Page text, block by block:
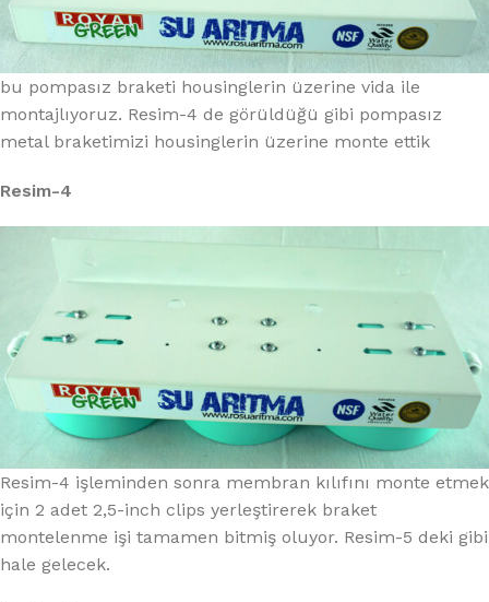
bu pompasız braketi housinglerin üzerine vida ile
montajlıyoruz. Resim-4 de görüldüğü gibi pompasız
metal braketimizi housinglerin üzerine monte ettik
Resim-4
Resim-4 işleminden sonra membran kılıfını monte etmek
için 2 adet 2,5-inch clips yerleştirerek braket
montelenme işi tamamen bitmiş oluyor. Resim-5 deki gibi
hale gelecek.